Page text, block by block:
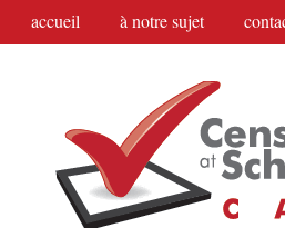
accueil à notre sujet